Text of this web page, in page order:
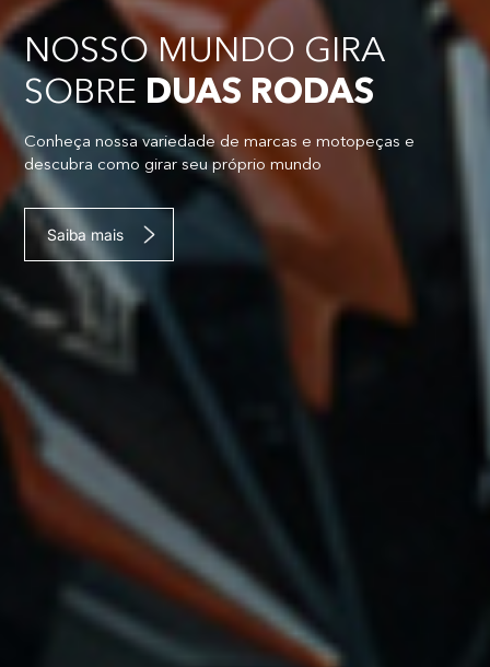
NOSSO MUNDO GIRA
SOBRE DUAS RODAS
Conheça nossa variedade de marcas e motopeças e
descubra como girar seu próprio mundo
Saiba mais